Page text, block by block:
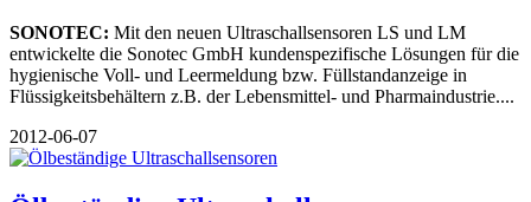
SONOTEC: Mit den neuen Ultraschallsensoren LS und LM
entwickelte die Sonotec GmbH kundenspezifische Lösungen für die
hygienische Voll- und Leermeldung bzw. Füllstandanzeige in
Flüssigkeitsbehältern z.B. der Lebensmittel- und Pharmaindustrie....
2012-06-07